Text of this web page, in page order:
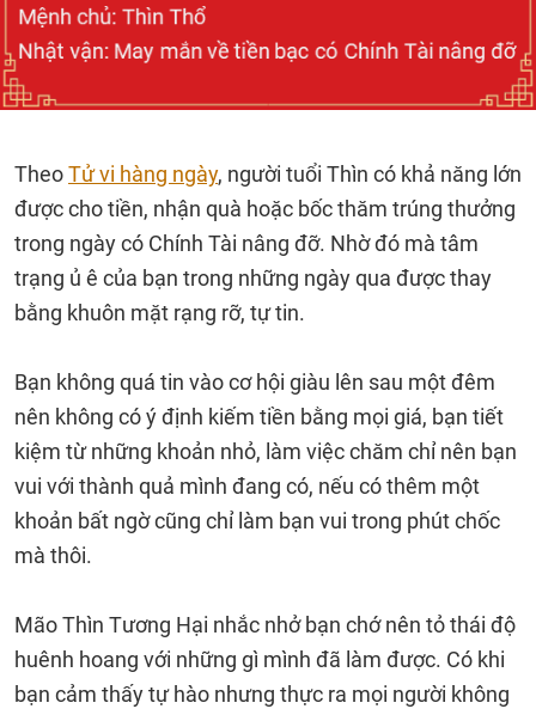
TheoTử vi hàng ngày, người tuổi Thìn có khả năng lớn
được cho tiền, nhận quà hoặc bốc thăm trúng thưởng
trong ngày có Chính Tài nâng đỡ. Nhờ đó mà tâm
trạng ủ ê của bạn trong những ngày qua được thay
bằng khuôn mặt rạng rỡ, tự tin.
Bạn không quá tin vào cơ hội giàu lên sau một đêm
nên không có ý định kiếm tiền bằng mọi giá, bạn tiết
kiệm từ những khoản nhỏ, làm việc chăm chỉ nên bạn
vui với thành quả mình đang có, nếu có thêm một
khoản bất ngờ cũng chỉ làm bạn vui trong phút chốc
mà thôi.
Mão Thìn Tương Hại nhắc nhở bạn chớ nên tỏ thái độ
huênh hoang với những gì mình đã làm được. Có khi
bạn cảm thấy tự hào nhưng thực ra mọi người không